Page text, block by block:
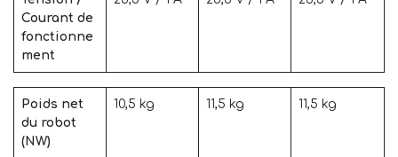
Courant de
fonctionne
ment
Poids net
du robot
(NW)
10,5 kg 11,5 kg 11,5 kg